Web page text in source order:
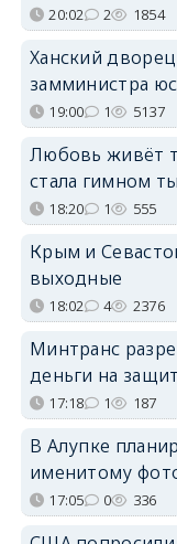
20:02 2 1854
Ханский
замминистра
19:00 1 5137
Любовь живёт
стала гимном
18:20 1 555
Крым и
выходные
18:02 4 2376
Минтранс
деньги на
17:18 1 187
В Алупке
именитому
17:05 0 336